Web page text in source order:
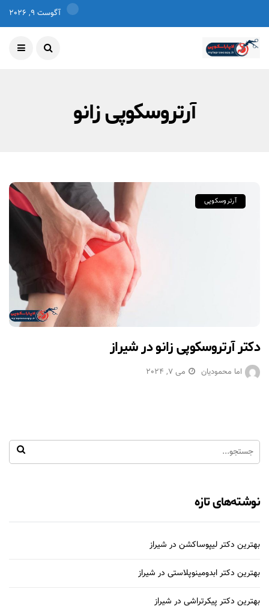
آگوست 9, 2026
آرتروسکوپی زانو
آرتروسکوپی
دکتر آرتروسکوپی زانو در شیراز
اما محمودیان می 7, 2024
نوشته‌های تازه
بهترین دکتر لیپوساکشن در شیراز
بهترین دکتر ابدومینوپلاستی در شیراز
بهترین دکتر پیکرتراشی در شیراز